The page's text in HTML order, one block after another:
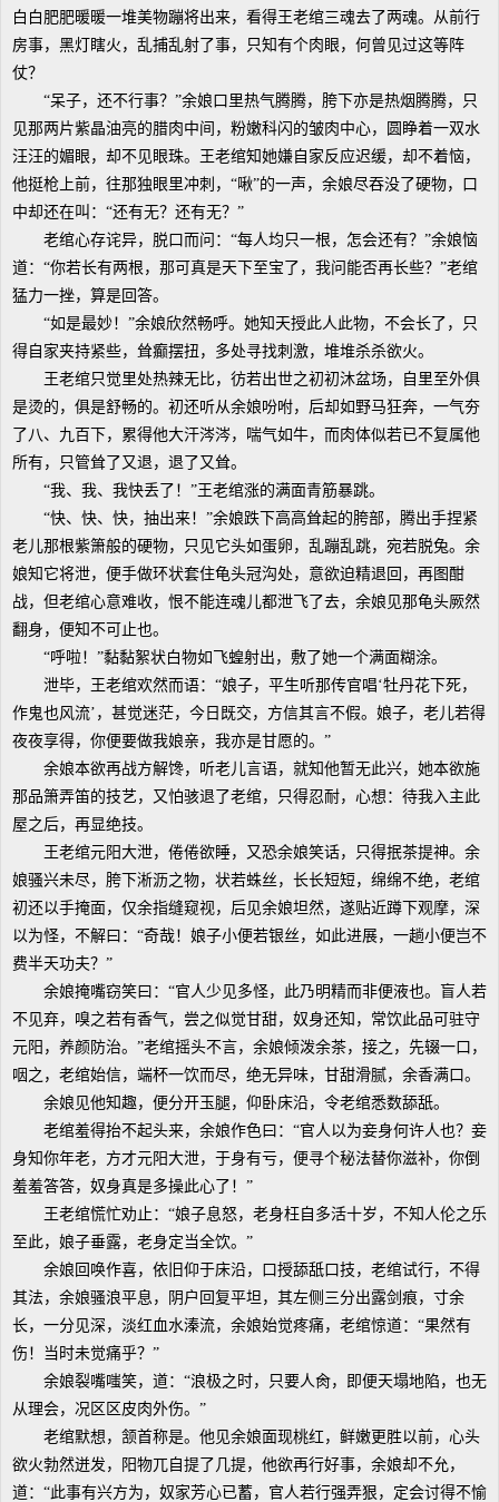
白白肥肥暖暖一堆美物蹦将出来，看得王老绾三魂去了两魂。从前行
房事，黑灯瞎火，乱捕乱射了事，只知有个肉眼，何曾见过这等阵
仗？
“呆子，还不行事？”余娘口里热气腾腾，胯下亦是热烟腾腾，只
见那两片紫晶油亮的腊肉中间，粉嫩科闪的皱肉中心，圆睁着一双水
汪汪的媚眼，却不见眼珠。王老绾知她嫌自家反应迟缓，却不着恼，
他挺枪上前，往那独眼里冲刺，“啾”的一声，余娘尽吞没了硬物，口
中却还在叫：“还有无？还有无？”
老绾心存诧异，脱口而问：“每人均只一根，怎会还有？”余娘恼
道：“你若长有两根，那可真是天下至宝了，我问能否再长些？”老绾
猛力一挫，算是回答。
“如是最妙！”余娘欣然畅呼。她知天授此人此物，不会长了，只
得自家夹持紧些，耸癫摆扭，多处寻找刺激，堆堆杀杀欲火。
王老绾只觉里处热辣无比，彷若出世之初初沐盆场，自里至外俱
是烫的，俱是舒畅的。初还听从余娘吩咐，后却如野马狂奔，一气夯
了八、九百下，累得他大汗涔涔，喘气如牛，而肉体似若已不复属他
所有，只管耸了又退，退了又耸。
“我、我、我快丢了！”王老绾涨的满面青筋暴跳。
“快、快、快，抽出来！”余娘跌下高高耸起的胯部，腾出手捏紧
老儿那根紫箫般的硬物，只见它头如蛋卵，乱蹦乱跳，宛若脱兔。余
娘知它将泄，便手做环状套住龟头冠沟处，意欲迫精退回，再图酣
战，但老绾心意难收，恨不能连魂儿都泄飞了去，余娘见那龟头厥然
翻身，便知不可止也。
“呼啦！”黏黏絮状白物如飞蝗射出，敷了她一个满面糊涂。
泄毕，王老绾欢然而语：“娘子，平生听那传官唱‘牡丹花下死，
作鬼也风流’，甚觉迷茫，今日既交，方信其言不假。娘子，老儿若得
夜夜享得，你便要做我娘亲，我亦是甘愿的。”
余娘本欲再战方解馋，听老儿言语，就知他暂无此兴，她本欲施
那品箫弄笛的技艺，又怕骇退了老绾，只得忍耐，心想：待我入主此
屋之后，再显绝技。
王老绾元阳大泄，倦倦欲睡，又恐余娘笑话，只得抿茶提神。余
娘骚兴未尽，胯下淅沥之物，状若蛛丝，长长短短，绵绵不绝，老绾
初还以手掩面，仅余指缝窥视，后见余娘坦然，遂贴近蹲下观摩，深
以为怪，不解曰：“奇哉！娘子小便若银丝，如此进展，一趟小便岂不
费半天功夫？”
余娘掩嘴窃笑曰：“官人少见多怪，此乃明精而非便液也。盲人若
不见弃，嗅之若有香气，尝之似觉甘甜，奴身还知，常饮此品可驻守
元阳，养颜防治。”老绾摇头不言，余娘倾泼余茶，接之，先辍一口，
咽之，老绾始信，端杯一饮而尽，绝无异味，甘甜滑腻，余香满口。
余娘见他知趣，便分开玉腿，仰卧床沿，令老绾悉数舔舐。
老绾羞得抬不起头来，余娘作色曰：“官人以为妾身何许人也？妾
身知你年老，方才元阳大泄，于身有亏，便寻个秘法替你滋补，你倒
羞羞答答，奴身真是多操此心了！”
王老绾慌忙劝止：“娘子息怒，老身枉自多活十岁，不知人伦之乐
至此，娘子垂露，老身定当全饮。”
余娘回唤作喜，依旧仰于床沿，口授舔舐口技，老绾试行，不得
其法，余娘骚浪平息，阴户回复平坦，其左侧三分出露剑痕，寸余
长，一分见深，淡红血水溱流，余娘始觉疼痛，老绾惊道：“果然有
伤！当时未觉痛乎？”
余娘裂嘴嗤笑，道：“浪极之时，只要人肏，即便天塌地陷，也无
从理会，况区区皮肉外伤。”
老绾默想，颔首称是。他见余娘面现桃红，鲜嫩更胜以前，心头
欲火勃然迸发，阳物兀自提了几提，他欲再行好事，余娘却不允，
道：“此事有兴方为，奴家芳心已蓄，官人若行强弄狠，定会讨得不愉